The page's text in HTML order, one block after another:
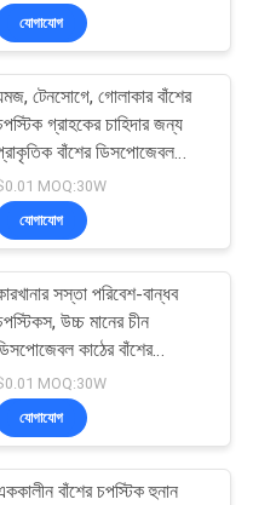
বক্স
109
বক্স
যোগাযোগ
টেনসোগে, গোলাকার বাঁশের
গ্রাহকের চাহিদার জন্য
বাঁশের ডিসপোজেবল
MOQ:30W
যোগাযোগ
সস্তা পরিবেশ-বান্ধব
উচ্চ মানের চীন
কাঠের বাঁশের
MOQ:30W
যোগাযোগ
বাঁশের চপস্টিক হুনান